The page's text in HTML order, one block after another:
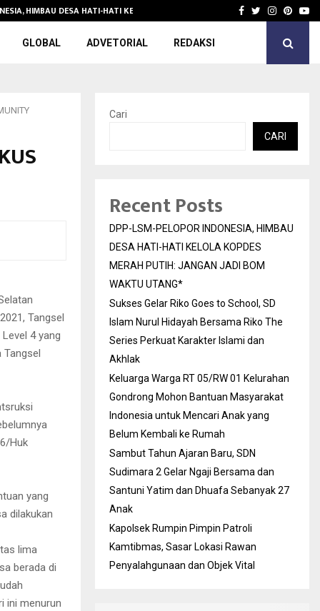
HIMBAU DESA HATI-HATI KELOLA KOPDES… Sukses
Facebook
Twitter
GLOBAL ADVETORIAL REDAKSI
Tangsel
4 yang
Tangsel
Huk
yang
dilakukan
lima
berada di
ini menurun
Cari
CARI
Recent Posts
DPP-LSM-PELOPOR INDONESIA, HIMBAU
DESA HATI-HATI KELOLA KOPDES
MERAH PUTIH: JANGAN JADI BOM
WAKTU UTANG*
Sukses Gelar Riko Goes to School, SD
Islam Nurul Hidayah Bersama Riko The
Series Perkuat Karakter Islami dan
Akhlak
Keluarga Warga RT 05/RW 01 Kelurahan
Gondrong Mohon Bantuan Masyarakat
Indonesia untuk Mencari Anak yang
Belum Kembali ke Rumah
Sambut Tahun Ajaran Baru, SDN
Sudimara 2 Gelar Ngaji Bersama dan
Santuni Yatim dan Dhuafa Sebanyak 27
Anak
Kapolsek Rumpin Pimpin Patroli
Kamtibmas, Sasar Lokasi Rawan
Penyalahgunaan dan Objek Vital